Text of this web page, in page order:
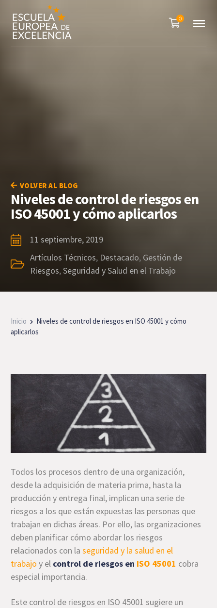
0
VOLVER AL BLOG
Niveles de control de riesgos en
ISO 45001 y cómo aplicarlos
11 septiembre, 2019
Artículos Técnicos, Destacado, Gestión de
Riesgos,Seguridad y Salud en el Trabajo
Inicio
Niveles de control de riesgos en ISO 45001 y cómo
aplicarlos
Todos los procesos dentro de una organización,
desde la adquisición de materia prima, hasta la
producción y entrega final, implican una serie de
riesgos a los que están expuestas las personas que
trabajan en dichas áreas. Por ello, las organizaciones
deben planificar cómo abordar los riesgos
relacionados con laseguridad y la salud en el
trabajo y el control de riesgos en ISO 45001 cobra
especial importancia.
Este control de riesgos en ISO 45001 sugiere un